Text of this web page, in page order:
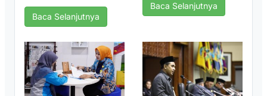
Baca Selanjutnya
Baca Selanjutnya